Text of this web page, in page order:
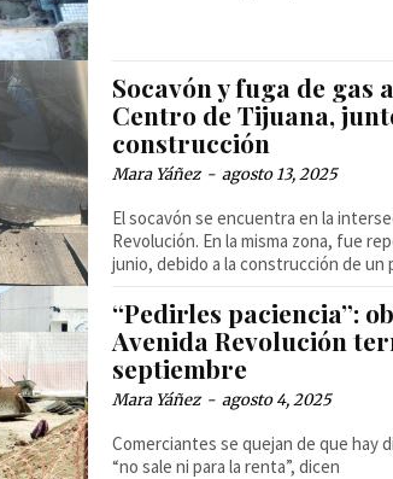
Socavón y fuga de gas
Centro de Tijuana,
construcción
Mara Yáñez - agosto 13, 2025
El socavón se encuentra en la intersección entre calle 10, y la Avenida
Revolución. En la misma zona, fue
junio, debido a la construcción de
“Pedirles paciencia”:
Avenida Revolución
septiembre
Mara Yáñez - agosto 4, 2025
Comerciantes se quejan de que hay
“no sale ni para la renta”, dicen